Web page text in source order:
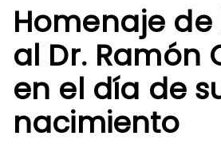
Homenaje de
al Dr. Ramón
en el día de
nacimiento